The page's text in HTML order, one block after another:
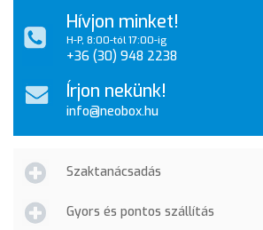
Hívjon minket!
H-P, 8:00-tól 17:00-ig
+36 (30) 948 2238
Írjon nekünk!
info@neobox.hu
Szaktanácsadás
Gyors és pontos szállítás